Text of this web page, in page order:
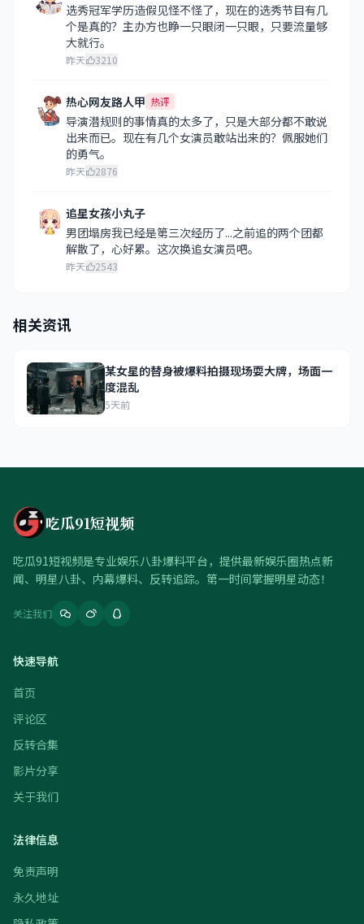
选秀冠军学历造假见怪不怪了，现在的选秀节目有几
个是真的？主办方也睁一只眼闭一只眼，只要流量够
大就行。
昨天 3210
热心网友路人甲 热评
导演潜规则的事情真的太多了，只是大部分都不敢说
出来而已。现在有几个女演员敢站出来的？佩服她们
的勇气。
昨天 2876
追星女孩小丸子
男团塌房我已经是第三次经历了...之前追的两个团都
解散了，心好累。这次换追女演员吧。
昨天 2543
相关资讯
某女星的替身被爆料拍摄现场耍大牌，场面一
度混乱
5天前
吃瓜91短视频
吃瓜91短视频是专业娱乐八卦爆料平台，提供最新娱乐圈热点新
闻、明星八卦、内幕爆料、反转追踪。第一时间掌握明星动态！
关注我们
快速导航
首页
评论区
反转合集
影片分享
关于我们
法律信息
免责声明
永久地址